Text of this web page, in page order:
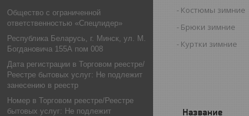
Общество с ограниченной
ответственностью «Спецлидер»
Республика Беларусь, г. Минск, ул. М.
Богдановича 155А пом 008
Дата регистрации в Торговом реестре/
Реестре бытовых услуг: Не подлежит
занесению в реестр
Номер в Торговом реестре/Реестре
бытовых услуг: Не подлежит
Костюмы зимние
Брюки зимние
Куртки зимние